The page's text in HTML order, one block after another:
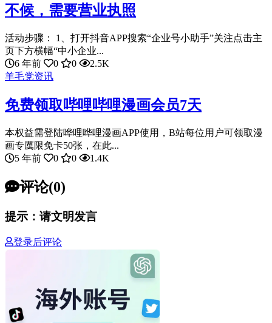
不候，需要营业执照
活动步骤： 1、打开抖音APP搜索“企业号小助手”关注点击主
页下方横幅“中小企业...
6 年前
0 0
2.5K
羊毛党资讯
免费领取哔哩哔哩漫画会员7天
本权益需登陆哗哩哗哩漫画APP使用，B站每位用户可领取漫
画专厲限免卡50张，在此...
5 年前
0 0 1.4K
评论(0)
提示：请文明发言
登录后评论